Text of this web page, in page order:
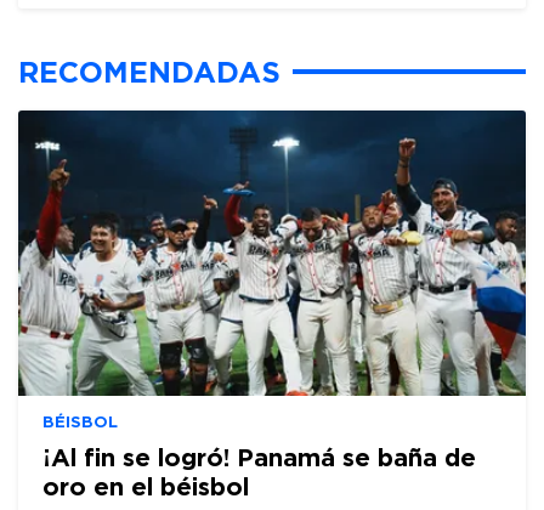
RECOMENDADAS
BÉISBOL
¡Al fin se logró! Panamá se baña de
oro en el béisbol